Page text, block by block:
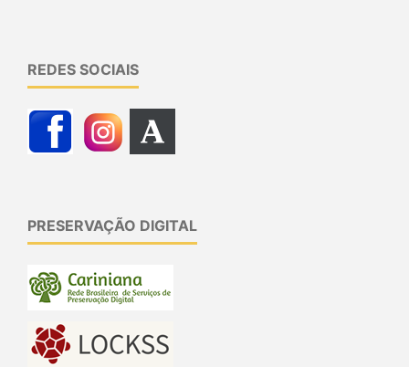
REDES SOCIAIS
PRESERVAÇÃO DIGITAL